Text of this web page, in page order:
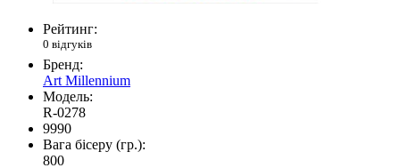
Рейтинг:
0 відгуків
Бренд:
Art Millennium
Модель:
R-0278
9990
Вага бісеру (гр.):
800